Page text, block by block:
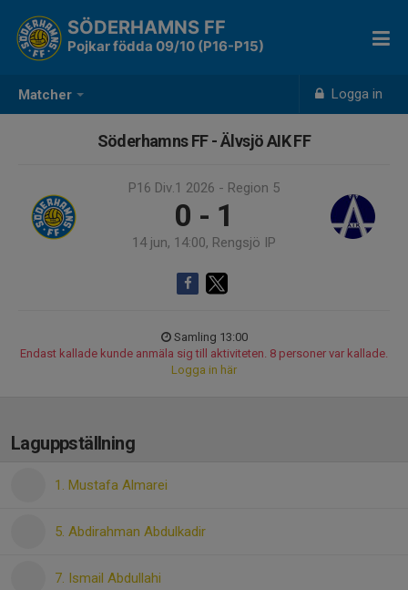
Matcher Logga in
SÖDERHAMNS FF
Pojkar födda 09/10 (P16-P15)
Söderhamns FF - Älvsjö AIK FF
P16 Div.1 2026 - Region 5
0 - 1
14 jun, 14:00, Rengsjö IP
Samling 13:00
Endast kallade kunde anmäla sig till aktiviteten. 8 personer var kallade.
Logga in här
Laguppställning
1. Mustafa Almarei
5. Abdirahman Abdulkadir
7. Ismail Abdullahi